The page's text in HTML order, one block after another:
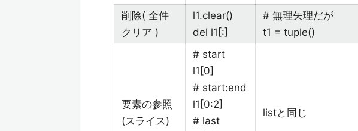
削除( 全件
クリア )
l1.clear()
del l1[:]
# 無理矢理だが
t1 = tuple()
要素の参照
(スライス)
# start
l1[0]
# start:end
l1[0:2]
# last
listと同じ